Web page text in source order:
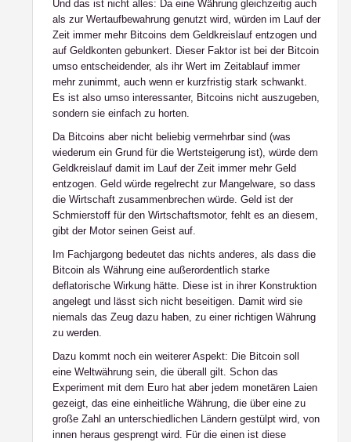
Und das ist nicht alles: Da eine Währung gleichzeitig auch
als zur Wertaufbewahrung genutzt wird, würden im Lauf der
Zeit immer mehr Bitcoins dem Geldkreislauf entzogen und
auf Geldkonten gebunkert. Dieser Faktor ist bei der Bitcoin
umso entscheidender, als ihr Wert im Zeitablauf immer
mehr zunimmt, auch wenn er kurzfristig stark schwankt.
Es ist also umso interessanter, Bitcoins nicht auszugeben,
sondern sie einfach zu horten.
Da Bitcoins aber nicht beliebig vermehrbar sind (was
wiederum ein Grund für die Wertsteigerung ist), würde dem
Geldkreislauf damit im Lauf der Zeit immer mehr Geld
entzogen. Geld würde regelrecht zur Mangelware, so dass
die Wirtschaft zusammenbrechen würde. Geld ist der
Schmierstoff für den Wirtschaftsmotor, fehlt es an diesem,
gibt der Motor seinen Geist auf.
Im Fachjargong bedeutet das nichts anderes, als dass die
Bitcoin als Währung eine außerordentlich starke
deflatorische Wirkung hätte. Diese ist in ihrer Konstruktion
angelegt und lässt sich nicht beseitigen. Damit wird sie
niemals das Zeug dazu haben, zu einer richtigen Währung
zu werden.
Dazu kommt noch ein weiterer Aspekt: Die Bitcoin soll
eine Weltwährung sein, die überall gilt. Schon das
Experiment mit dem Euro hat aber jedem monetären Laien
gezeigt, das eine einheitliche Währung, die über eine zu
große Zahl an unterschiedlichen Ländern gestülpt wird, von
innen heraus gesprengt wird. Für die einen ist diese